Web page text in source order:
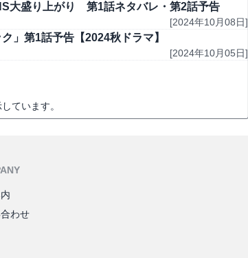
大盛り上がり 第1話ネタバレ・第2話予告
[2024年10月08日]
」第1話予告【2024秋ドラマ】
[2024年10月05日]
ています。
わせ